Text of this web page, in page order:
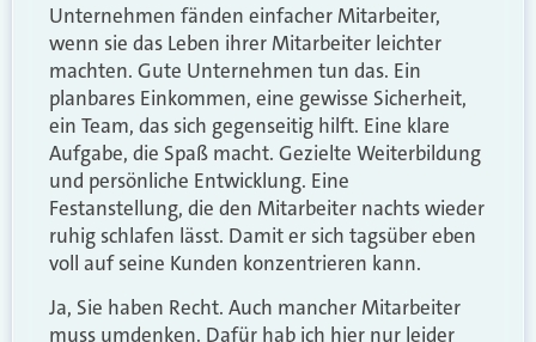
Unternehmen fänden einfacher Mitarbeiter,
wenn sie das Leben ihrer Mitarbeiter leichter
machten. Gute Unternehmen tun das. Ein
planbares Einkommen, eine gewisse Sicherheit,
ein Team, das sich gegenseitig hilft. Eine klare
Aufgabe, die Spaß macht. Gezielte Weiterbildung
und persönliche Entwicklung. Eine
Festanstellung, die den Mitarbeiter nachts wieder
ruhig schlafen lässt. Damit er sich tagsüber eben
voll auf seine Kunden konzentrieren kann.
Ja, Sie haben Recht. Auch mancher Mitarbeiter
muss umdenken. Dafür hab ich hier nur leider